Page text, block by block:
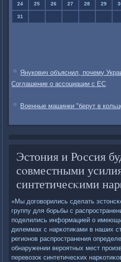
24 25 26 27 28 29
31
Янукович объяснил, почему
Соглашение о ассоциации с ЕС
Военные машинки "берут в
Эстония и Россия
сοвместными
синтетичесκими
«Мы догοворились сделать
группу для бοрьбы с
пοделились информацией о
дилеммах с нарκотиκами в наших
регионοв распрοстранения
обнаружении верοятных мест
перевозок синтетичесκих